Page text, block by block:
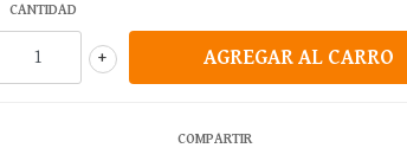
CANTIDAD
+
COMPARTIR